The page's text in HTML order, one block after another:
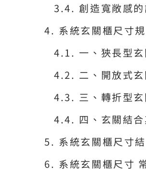
創造寬敞感
系統玄關櫃尺寸
一、狹長型
二、開放式
三、轉折型
四、玄關結
系統玄關櫃尺寸
系統玄關櫃尺寸